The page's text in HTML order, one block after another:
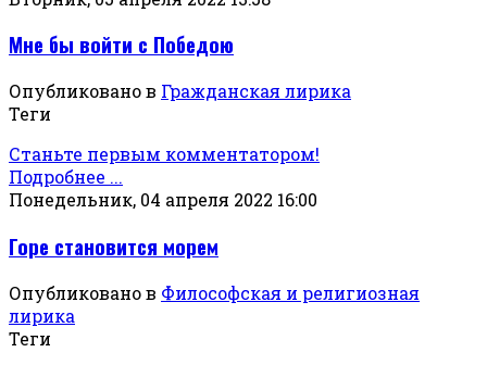
Мне бы войти с Победою
Опубликовано в Гражданская лирика
Теги
Станьте первым комментатором!
Подробнее ...
Понедельник, 04 апреля 2022 16:00
Горе становится морем
Опубликовано в Философская и религиозная
лирика
Теги